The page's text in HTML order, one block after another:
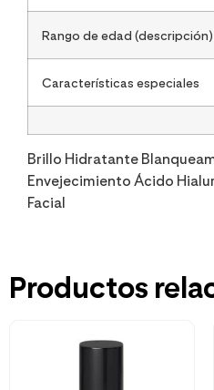
Rango de edad (descripción)
Características especiales
Brillo Hidratante
Envejecimiento Ácido
Facial
Productos